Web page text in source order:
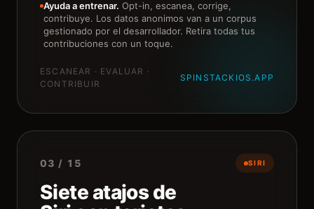
Ayuda a entrenar. Opt-in, escanea, corrige,
contribuye. Los datos anonimos van a un corpus
gestionado por el desarrollador. Retira todas tus
contribuciones con un toque.
ESCANEAR · EVALUAR ·
CONTRIBUIR
SPINSTACKIOS.APP
03 / 15 SIRI
Siete atajos de